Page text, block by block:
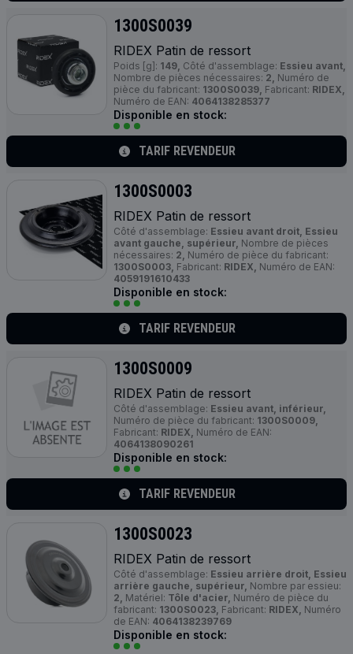
1300S0039
RIDEX Patin de ressort
Poids [g]: 149, Côté d'assemblage: Essieu avant,
Nombre de pièces nécessaires: 2, Numéro de
pièce du fabricant: 1300S0039, Fabricant: RIDEX,
Numéro de EAN: 4064138285377
Disponible en stock:
TARIF REVENDEUR
1300S0003
RIDEX Patin de ressort
Côté d'assemblage: Essieu avant droit, Essieu
avant gauche, supérieur, Nombre de pièces
nécessaires: 2, Numéro de pièce du fabricant:
1300S0003, Fabricant: RIDEX, Numéro de EAN:
4059191610433
Disponible en stock:
TARIF REVENDEUR
1300S0009
RIDEX Patin de ressort
Côté d'assemblage: Essieu avant, inférieur,
Numéro de pièce du fabricant: 1300S0009,
Fabricant: RIDEX, Numéro de EAN:
4064138090261
Disponible en stock:
TARIF REVENDEUR
1300S0023
RIDEX Patin de ressort
Côté d'assemblage: Essieu arrière droit, Essieu
arrière gauche, supérieur, Nombre par essieu:
2, Matériel: Tôle d'acier, Numéro de pièce du
fabricant: 1300S0023, Fabricant: RIDEX, Numéro
de EAN: 4064138239769
Disponible en stock: